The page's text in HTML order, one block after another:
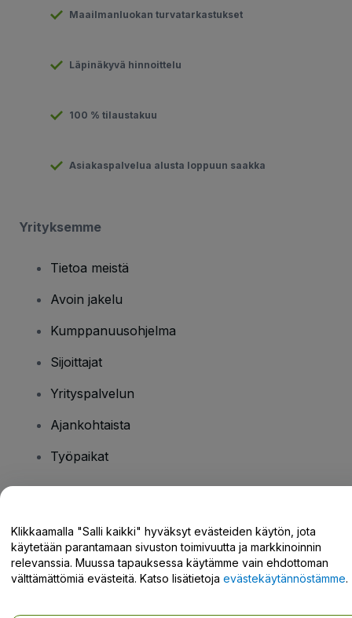
Maailmanluokan turvatarkastukset
Läpinäkyvä hinnoittelu
100 % tilaustakuu
Asiakaspalvelua alusta loppuun saakka
Yrityksemme
Tietoa meistä
Avoin jakelu
Kumppanuusohjelma
Sijoittajat
Yrityspalvelun
Ajankohtaista
Työpaikat
Tukikeskus / Ota meihin yhteyttä
Klikkaamalla "Salli kaikki" hyväksyt evästeiden käytön, jota
käytetään parantamaan sivuston toimivuutta ja markkinoinnin
relevanssia. Muussa tapauksessa käytämme vain ehdottoman
välttämättömiä evästeitä. Katso lisätietoja evästekäytännöstämme.